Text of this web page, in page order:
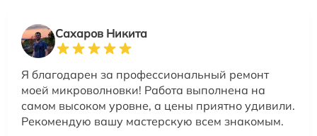
Сахаров Никита
Я благодарен за профессиональный ремонт
моей микроволновки! Работа выполнена на
самом высоком уровне, а цены приятно удивили.
Рекомендую вашу мастерскую всем знакомым.